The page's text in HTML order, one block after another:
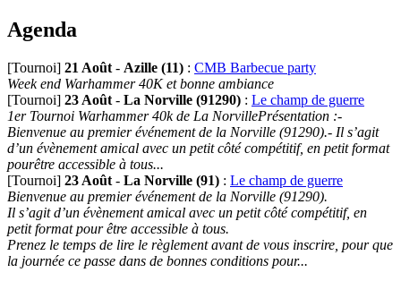
Agenda
[Tournoi] 21 Août - Azille (11) : CMB Barbecue party
Week end Warhammer 40K et bonne ambiance
[Tournoi] 23 Août - La Norville (91290) : Le champ de guerre
1er Tournoi Warhammer 40k de La NorvillePrésentation :-
Bienvenue au premier événement de la Norville (91290).- Il s’agit
d’un évènement amical avec un petit côté compétitif, en petit format
pourêtre accessible à tous...
[Tournoi] 23 Août - La Norville (91) : Le champ de guerre
Bienvenue au premier événement de la Norville (91290).
Il s’agit d’un évènement amical avec un petit côté compétitif, en
petit format pour être accessible à tous.
Prenez le temps de lire le règlement avant de vous inscrire, pour que
la journée ce passe dans de bonnes conditions pour...